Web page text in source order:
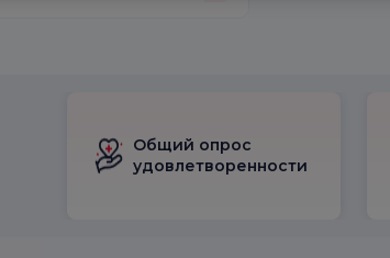
Общий опрос
удовлетворенности